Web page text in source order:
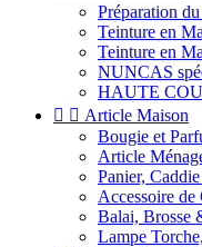
Préparation du
Teinture en
Teinture en
NUNCAS
HAUTE
  Article Maison
Bougie et
Article
Panier,
Accessoire de
Balai, Brosse
Lampe